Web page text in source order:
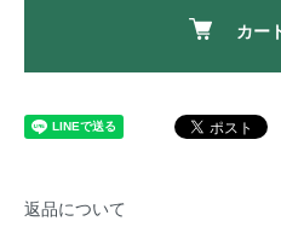
カー
返品について